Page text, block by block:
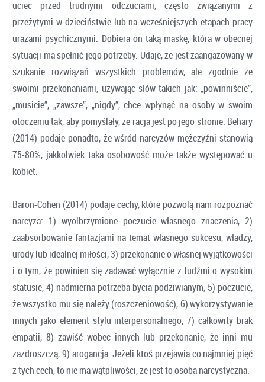
uciec przed trudnymi odczuciami, często związanymi z
przeżytymi w dzieciństwie lub na wcześniejszych etapach pracy
urazami psychicznymi. Dobiera on taką maskę, która w obecnej
sytuacji ma spełnić jego potrzeby. Udaje, że jest zaangażowany w
szukanie rozwiązań wszystkich problemów, ale zgodnie ze
swoimi przekonaniami, używając słów takich jak: „powinniście”,
„musicie”, „zawsze”, „nigdy”, chce wpłynąć na osoby w swoim
otoczeniu tak, aby pomyślały, że racja jest po jego stronie. Behary
(2014) podaje ponadto, że wśród narcyzów mężczyźni stanowią
75-80%, jakkolwiek taka osobowość może także występować u
kobiet.
Baron-Cohen (2014) podaje cechy, które pozwolą nam rozpoznać
narcyza: 1) wyolbrzymione poczucie własnego znaczenia, 2)
zaabsorbowanie fantazjami na temat własnego sukcesu, władzy,
urody lub idealnej miłości, 3) przekonanie o własnej wyjątkowości
i o tym, że powinien się zadawać wyłącznie z ludźmi o wysokim
statusie, 4) nadmierna potrzeba bycia podziwianym, 5) poczucie,
że wszystko mu się należy (roszczeniowość), 6) wykorzystywanie
innych jako element stylu interpersonalnego, 7) całkowity brak
empatii, 8) zawiść wobec innych lub przekonanie, że inni mu
zazdroszczą, 9) arogancja. Jeżeli ktoś przejawia co najmniej pięć
z tych cech, to nie ma wątpliwości, że jest to osoba narcystyczna.